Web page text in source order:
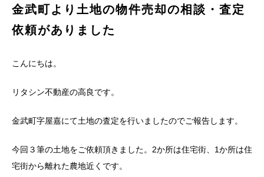
金武町より土地の物件売却の相談・査定
依頼がありました
こんにちは。
リタシン不動産の高良です。
金武町字屋嘉にて土地の査定を行いましたのでご報告します。
今回３筆の土地をご依頼頂きました。2か所は住宅街、1か所は住
宅街から離れた農地近くです。